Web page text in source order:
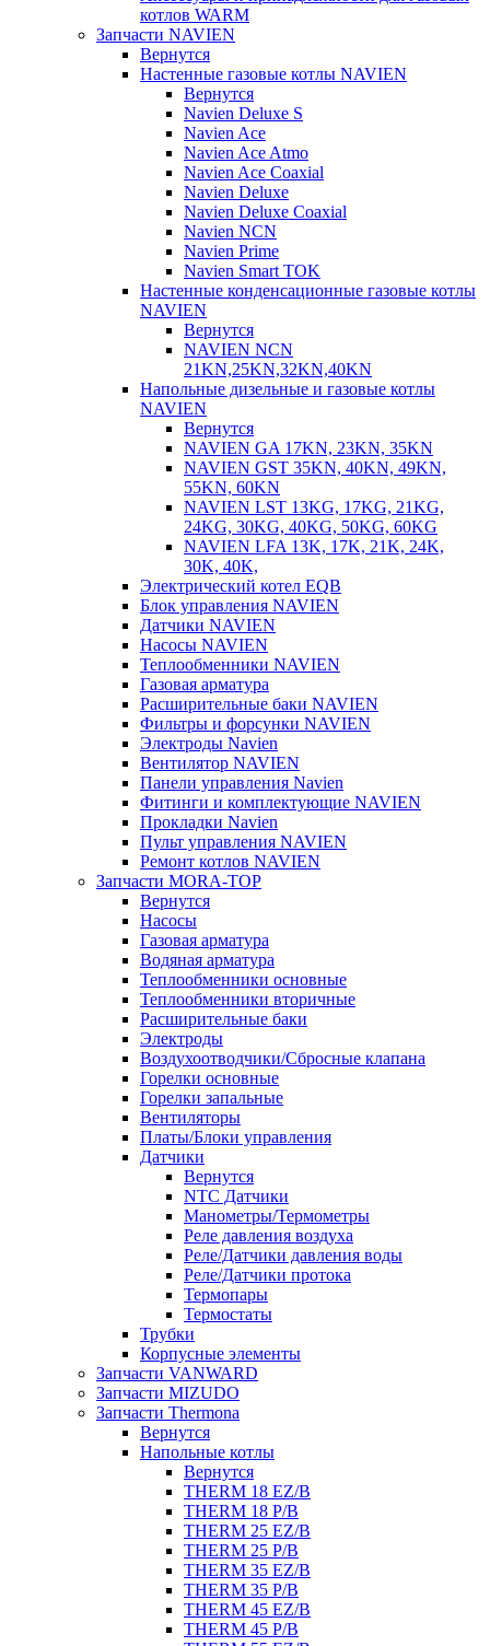
котлов WARM
Запчасти NAVIEN
Вернутся
Настенные газовые котлы NAVIEN
Вернутся
Navien Deluxe S
Navien Ace
Navien Ace Atmo
Navien Ace Coaxial
Navien Deluxe
Navien Deluxe Coaxial
Navien NCN
Navien Prime
Navien Smart TOK
Настенные конденсационные газовые котлы
NAVIEN
Вернутся
NAVIEN NCN
21KN,25KN,32KN,40KN
Напольные дизельные и газовые котлы
NAVIEN
Вернутся
NAVIEN GA 17KN, 23KN, 35KN
NAVIEN GST 35KN, 40KN, 49KN,
55KN, 60KN
NAVIEN LST 13KG, 17KG, 21KG,
24KG, 30KG, 40KG, 50KG, 60KG
NAVIEN LFA 13K, 17K, 21K, 24K,
30K, 40K,
Электрический котел EQB
Блок управления NAVIEN
Датчики NAVIEN
Насосы NAVIEN
Теплообменники NAVIEN
Газовая арматура
Расширительные баки NAVIEN
Фильтры и форсунки NAVIEN
Электроды Navien
Вентилятор NAVIEN
Панели управления Navien
Фитинги и комплектующие NAVIEN
Прокладки Navien
Пульт управления NAVIEN
Ремонт котлов NAVIEN
Запчасти MORA-TOP
Вернутся
Насосы
Газовая арматура
Водяная арматура
Теплообменники основные
Теплообменники вторичные
Расширительные баки
Электроды
Воздухоотводчики/Сбросные клапана
Горелки основные
Горелки запальные
Вентиляторы
Платы/Блоки управления
Датчики
Вернутся
NTC Датчики
Манометры/Термометры
Реле давления воздуха
Реле/Датчики давления воды
Реле/Датчики протока
Термопары
Термостаты
Трубки
Корпусные элементы
Запчасти VANWARD
Запчасти MIZUDO
Запчасти Thermona
Вернутся
Напольные котлы
Вернутся
THERM 18 EZ/B
THERM 18 P/B
THERM 25 EZ/B
THERM 25 P/B
THERM 35 EZ/B
THERM 35 P/B
THERM 45 EZ/B
THERM 45 P/B